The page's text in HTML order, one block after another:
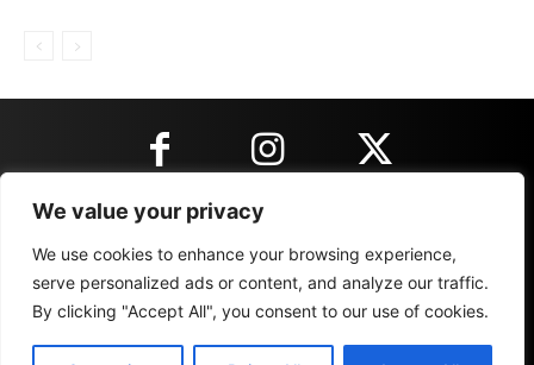
We value your privacy
We use cookies to enhance your browsing experience,
serve personalized ads or content, and analyze our traffic.
By clicking "Accept All", you consent to our use of cookies.
KONTAKT INFORMACIJE
IMPRESSUM MARKETING REZULTATI